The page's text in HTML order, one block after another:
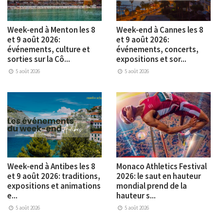
Week-end à Menton les 8
et 9 août 2026:
événements, culture et
sorties sur la Cô...
5 août 2026
Week-end à Cannes les 8
et 9 août 2026:
événements, concerts,
expositions et sor...
5 août 2026
Week-end à Antibes les 8
et 9 août 2026: traditions,
expositions et animations
e...
5 août 2026
Monaco Athletics Festival
2026: le saut en hauteur
mondial prend de la
hauteur s...
5 août 2026